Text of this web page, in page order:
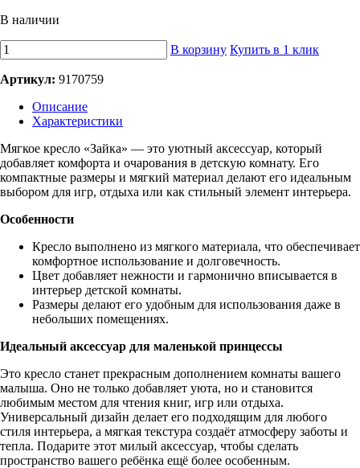
В наличии
В корзину Купить в 1 клик
Артикул: 9170759
Описание
Характеристики
Мягкое кресло «Зайка» — это уютный аксессуар, который
добавляет комфорта и очарования в детскую комнату. Его
компактные размеры и мягкий материал делают его идеальным
выбором для игр, отдыха или как стильный элемент интерьера.
Особенности
Кресло выполнено из мягкого материала, что обеспечивает
комфортное использование и долговечность.
Цвет добавляет нежности и гармонично вписывается в
интерьер детской комнаты.
Размеры делают его удобным для использования даже в
небольших помещениях.
Идеальный аксессуар для маленькой принцессы
Это кресло станет прекрасным дополнением комнаты вашего
малыша. Оно не только добавляет уюта, но и становится
любимым местом для чтения книг, игр или отдыха.
Универсальный дизайн делает его подходящим для любого
стиля интерьера, а мягкая текстура создаёт атмосферу заботы и
тепла. Подарите этот милый аксессуар, чтобы сделать
пространство вашего ребёнка ещё более особенным.